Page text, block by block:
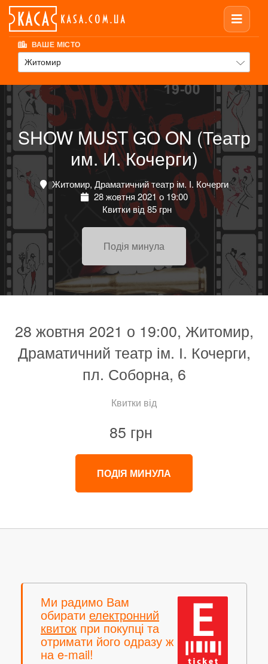
ВАШЕ МІСТО
Житомир
SHOW MUST GO ON (Театр
им. И. Кочерги)
Житомир, Драматичний театр ім. І. Кочерги
28 жовтня 2021 о 19:00
Квитки від 85 грн
Подія минула
28 жовтня 2021 о 19:00, Житомир,
Драматичний театр ім. І. Кочерги,
пл. Соборна, 6
Квитки від
85 грн
ПОДІЯ МИНУЛА
Ми радимо Вам
обирати електронний
квиток при покупці та
отримати його одразу ж
на e-mail!